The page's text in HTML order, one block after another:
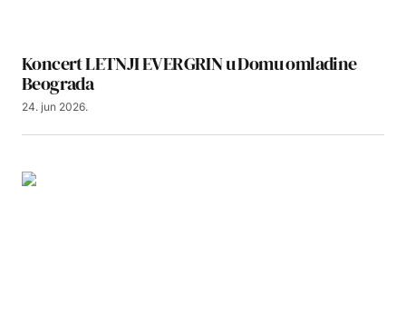
Koncert LETNJI EVERGRIN u Domu omladine
Beograda
24. jun 2026.